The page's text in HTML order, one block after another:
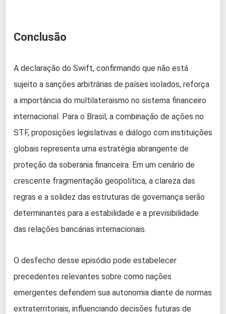
Conclusão
A declaração do Swift, confirmando que não está
sujeito a sanções arbitrárias de países isolados, reforça
a importância do multilateraismo no sistema financeiro
internacional. Para o Brasil, a combinação de ações no
STF, proposições legislativas e diálogo com instituições
globais representa uma estratégia abrangente de
proteção da soberania financeira. Em um cenário de
crescente fragmentação geopolítica, a clareza das
regras e a solidez das estruturas de governança serão
determinantes para a estabilidade e a previsibilidade
das relações bancárias internacionais.
O desfecho desse episódio pode estabelecer
precedentes relevantes sobre como nações
emergentes defendem sua autonomia diante de normas
extraterritoriais, influenciando decisões futuras de